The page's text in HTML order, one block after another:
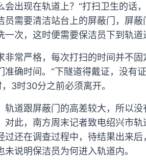
出现在轨道上？“打扫卫生的话
需要清洁站台上的屏蔽门，屏蔽
次，这时便需要保洁员下到轨道
常严格，每次打扫的时间并不固
确时间。“下隧道得戴证，没有
3时30分之前必须离开。
道跟屏蔽门的高差较大，所以
此，南方周末记者致电绍兴市轨
还在调查过程中，待结果出来
说明保洁员为何进入轨道内。